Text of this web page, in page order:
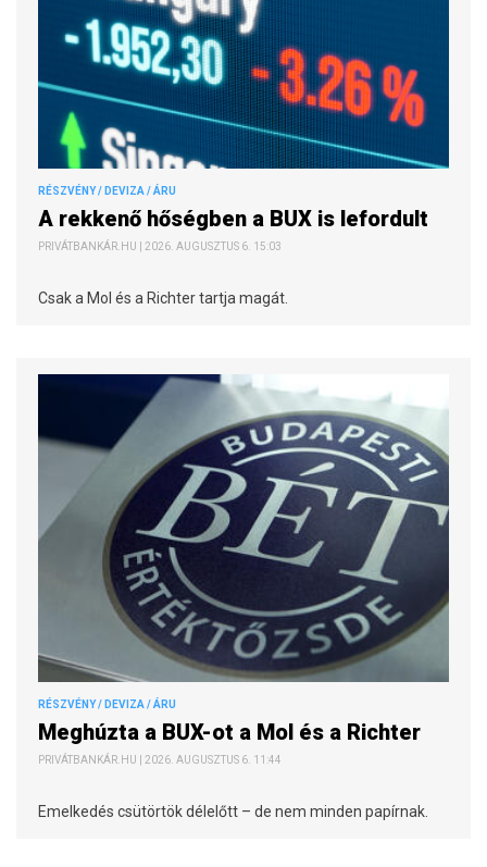
RÉSZVÉNY / DEVIZA / ÁRU
A rekkenő hőségben a BUX is lefordult
PRIVÁTBANKÁR.HU | 2026. AUGUSZTUS 6. 15:03
Csak a Mol és a Richter tartja magát.
RÉSZVÉNY / DEVIZA / ÁRU
Meghúzta a BUX-ot a Mol és a Richter
PRIVÁTBANKÁR.HU | 2026. AUGUSZTUS 6. 11:44
Emelkedés csütörtök délelőtt – de nem minden papírnak.